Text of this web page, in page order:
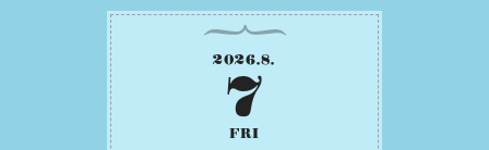
2026.8.
7
FRI